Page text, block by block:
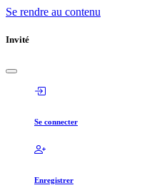
Se rendre au contenu
Invité
Se connecter
Enregistrer